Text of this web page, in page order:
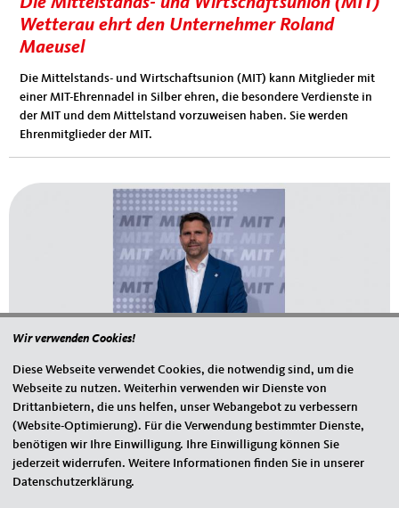
Wetterau ehrt den Unternehmer Roland
Maeusel
Die Mittelstands- und Wirtschaftsunion (MIT) kann Mitglieder mit
einer MIT-Ehrennadel in Silber ehren, die besondere Verdienste in
der MIT und dem Mittelstand vorzuweisen haben. Sie werden
Ehrenmitglieder der MIT.
Foto: Korbinian Henke
20.10.2023
Lieferkette: Immer neue Bürokratielasten
endlich stoppen!
Wir verwenden Cookies!
Diese Webseite verwendet Cookies, die notwendig sind, um die
Webseite zu nutzen. Weiterhin verwenden wir Dienste von
Drittanbietern, die uns helfen, unser Webangebot zu verbessern
(Website-Optimierung). Für die Verwendung bestimmter Dienste,
benötigen wir Ihre Einwilligung. Ihre Einwilligung können Sie
jederzeit widerrufen. Weitere Informationen finden Sie in unserer
Datenschutzerklärung.